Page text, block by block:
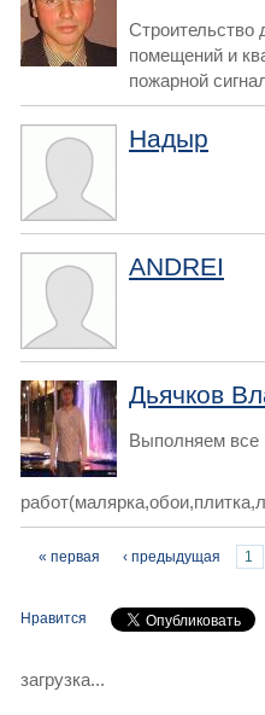
Строительство
помещений и
пожарной
Надыр
ANDREI
Дьячков
Выполняем
Страницы
« первая ‹ предыдущая 1
Нравится
загрузка...